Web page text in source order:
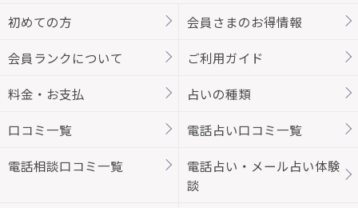
初めての方
会員さまのお得情報
会員ランクについて ご利用ガイド
料金・お支払 占いの種類
口コミ一覧 電話占い口コミ一覧
電話相談口コミ一覧
電話占い・メール占い体験
談